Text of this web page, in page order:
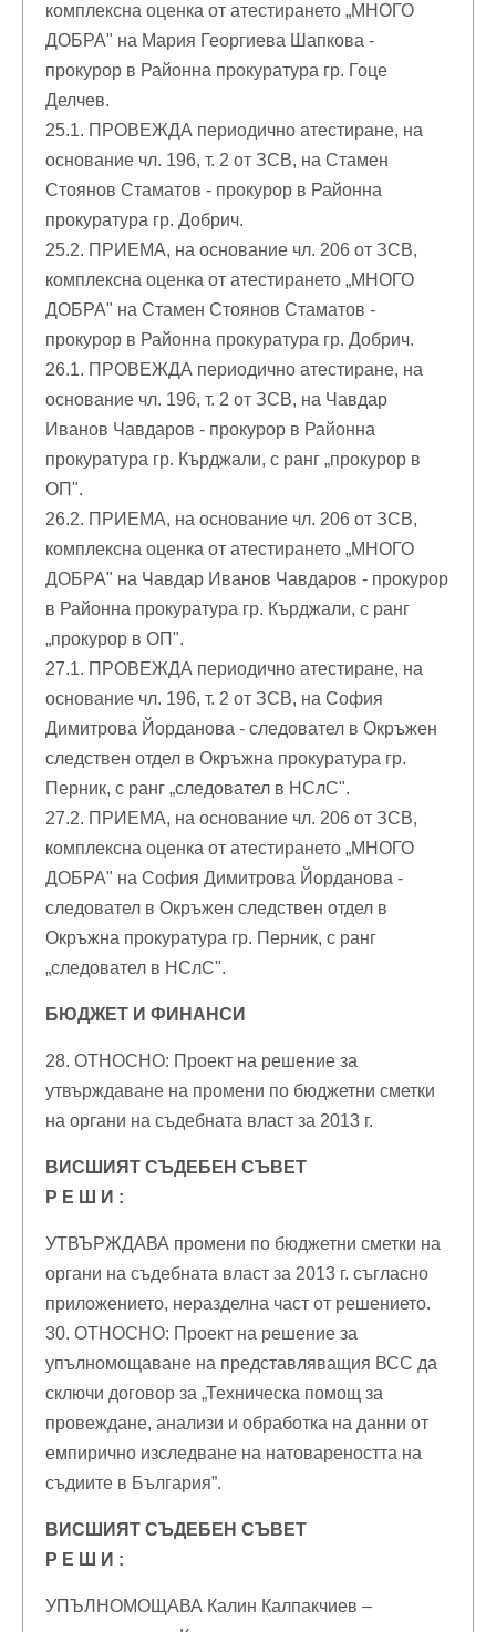
комплексна оценка от атестирането „МНОГО
ДОБРА" на Мария Георгиева Шапкова -
прокурор в Районна прокуратура гр. Гоце
Делчев.
25.1. ПРОВЕЖДА периодично атестиране, на
основание чл. 196, т. 2 от ЗСВ, на Стамен
Стоянов Стаматов - прокурор в Районна
прокуратура гр. Добрич.
25.2. ПРИЕМА, на основание чл. 206 от ЗСВ,
комплексна оценка от атестирането „МНОГО
ДОБРА" на Стамен Стоянов Стаматов -
прокурор в Районна прокуратура гр. Добрич.
26.1. ПРОВЕЖДА периодично атестиране, на
основание чл. 196, т. 2 от ЗСВ, на Чавдар
Иванов Чавдаров - прокурор в Районна
прокуратура гр. Кърджали, с ранг „прокурор в
ОП".
26.2. ПРИЕМА, на основание чл. 206 от ЗСВ,
комплексна оценка от атестирането „МНОГО
ДОБРА" на Чавдар Иванов Чавдаров - прокурор
в Районна прокуратура гр. Кърджали, с ранг
„прокурор в ОП".
27.1. ПРОВЕЖДА периодично атестиране, на
основание чл. 196, т. 2 от ЗСВ, на София
Димитрова Йорданова - следовател в Окръжен
следствен отдел в Окръжна прокуратура гр.
Перник, с ранг „следовател в НСлС".
27.2. ПРИЕМА, на основание чл. 206 от ЗСВ,
комплексна оценка от атестирането „МНОГО
ДОБРА" на София Димитрова Йорданова -
следовател в Окръжен следствен отдел в
Окръжна прокуратура гр. Перник, с ранг
„следовател в НСлС".
БЮДЖЕТ И ФИНАНСИ
28. ОТНОСНО: Проект на решение за
утвърждаване на промени по бюджетни сметки
на органи на съдебната власт за 2013 г.
ВИСШИЯТ СЪДЕБЕН СЪВЕТ
Р Е Ш И :
УТВЪРЖДАВА промени по бюджетни сметки на
органи на съдебната власт за 2013 г. съгласно
приложението, неразделна част от решението.
30. ОТНОСНО: Проект на решение за
упълномощаване на представляващия ВСС да
сключи договор за „Техническа помощ за
провеждане, анализи и обработка на данни от
емпирично изследване на натовареността на
съдиите в България”.
ВИСШИЯТ СЪДЕБЕН СЪВЕТ
Р Е Ш И :
УПЪЛНОМОЩАВА Калин Калпакчиев –